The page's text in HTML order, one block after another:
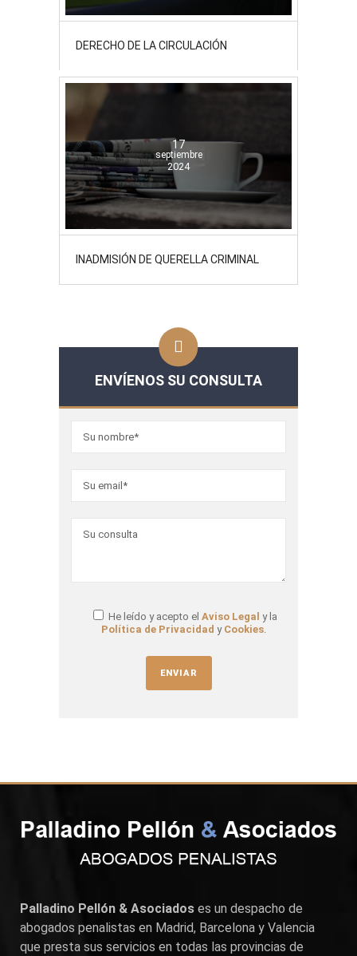
DERECHO DE LA CIRCULACIÓN
17
septiembre
2024
INADMISIÓN DE QUERELLA CRIMINAL
ENVÍENOS SU CONSULTA
He leído y acepto el Aviso Legal y la
Política de Privacidad y Cookies.
Palladino Pellón & Asociados es un despacho de
abogados penalistas en Madrid, Barcelona y Valencia
que presta sus servicios en todas las provincias de